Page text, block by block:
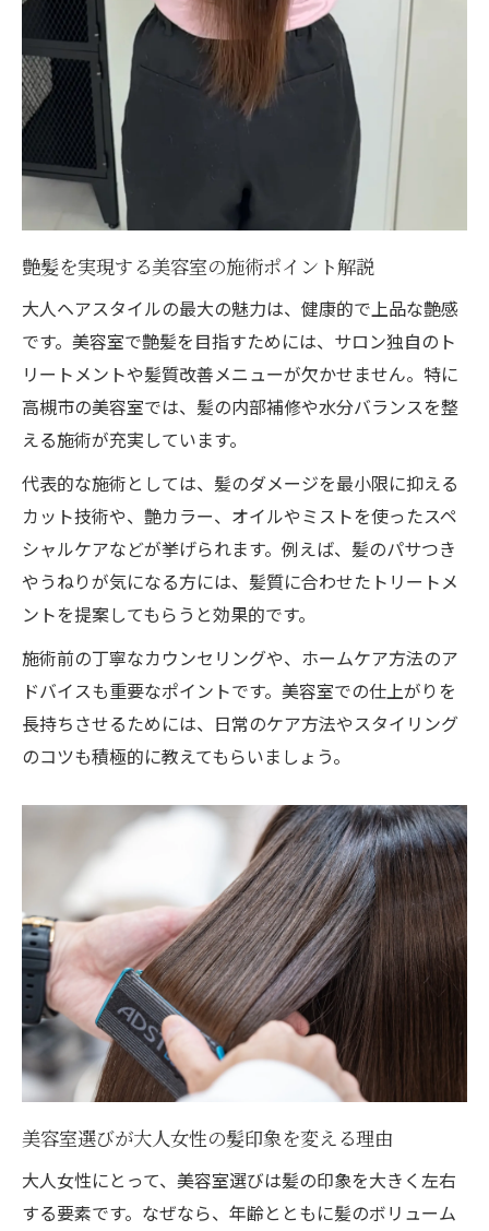
艶髪を実現する美容室の施術ポイント解説
大人ヘアスタイルの最大の魅力は、健康的で上品な艶感
です。美容室で艶髪を目指すためには、サロン独自のト
リートメントや髪質改善メニューが欠かせません。特に
高槻市の美容室では、髪の内部補修や水分バランスを整
える施術が充実しています。
代表的な施術としては、髪のダメージを最小限に抑える
カット技術や、艶カラー、オイルやミストを使ったスペ
シャルケアなどが挙げられます。例えば、髪のパサつき
やうねりが気になる方には、髪質に合わせたトリートメ
ントを提案してもらうと効果的です。
施術前の丁寧なカウンセリングや、ホームケア方法のア
ドバイスも重要なポイントです。美容室での仕上がりを
長持ちさせるためには、日常のケア方法やスタイリング
のコツも積極的に教えてもらいましょう。
美容室選びが大人女性の髪印象を変える理由
大人女性にとって、美容室選びは髪の印象を大きく左右
する要素です。なぜなら、年齢とともに髪のボリューム